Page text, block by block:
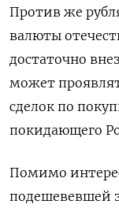
Против же
валюты
достаточно
может
сделок по
покидающего
Помимо
подешевевшей